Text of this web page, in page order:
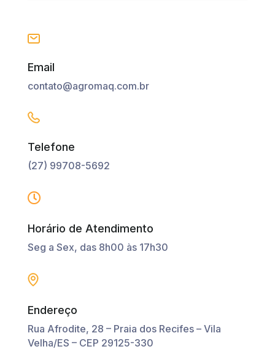
Email
contato@agromaq.com.br
Telefone
(27) 99708-5692

Horário de Atendimento
Seg a Sex, das 8h00 às 17h30
Endereço
Rua Afrodite, 28 – Praia dos Recifes – Vila
Velha/ES – CEP 29125-330